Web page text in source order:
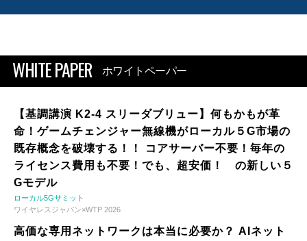
WHITE PAPER ホワイトペーパー
【基調講演 K2-4 スリーダブリュー】何もかもが革
命！ゲームチェンジャー無線機がローカル５G市場の
既存概念を破壊する！！ コアサーバー不要！毎年の
ライセンス費用も不要！でも、超安価！ の新しい５
Gモデル
ローカル5Gサミット
ワイヤレスジャパン×WTP 2026
高価な専用ネットワークは本当に必要か？ AIネット